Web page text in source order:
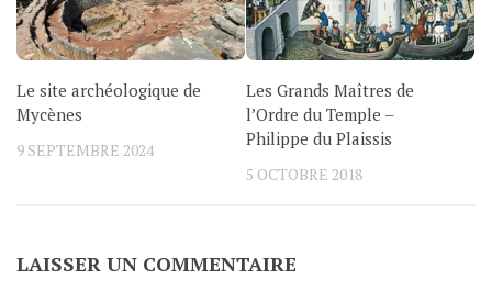
Le site archéologique de
Mycènes
9 SEPTEMBRE 2024
Les Grands Maîtres de
l’Ordre du Temple –
Philippe du Plaissis
5 OCTOBRE 2018
LAISSER UN COMMENTAIRE